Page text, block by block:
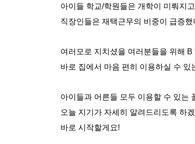
아이들 학교/학원들은 개학이 미뤄지
직장인들은 재택근무의 비중이 급증했
여러모로 지치셨을 여러분들을 위해
바로 집에서 마음 편히 이용하실 수 있
아이들과 어른들 모두 이용할 수 있는
오늘 지기가 자세히 알려드리도록 하
바로 시작할게요!